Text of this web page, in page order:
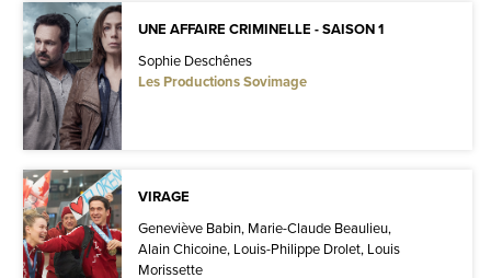
UNE AFFAIRE CRIMINELLE - SAISON 1
Sophie Deschênes
Les Productions Sovimage
VIRAGE
Geneviève Babin, Marie-Claude Beaulieu,
Alain Chicoine, Louis-Philippe Drolet, Louis
Morissette